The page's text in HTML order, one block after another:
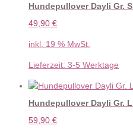
Hundepullover Dayli Gr.
49,90 €
inkl. 19 % MwSt.
Lieferzeit: 3-5 Werktage
Hundepullover Dayli Gr.
59,90 €